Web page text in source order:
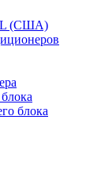
(США)
блока